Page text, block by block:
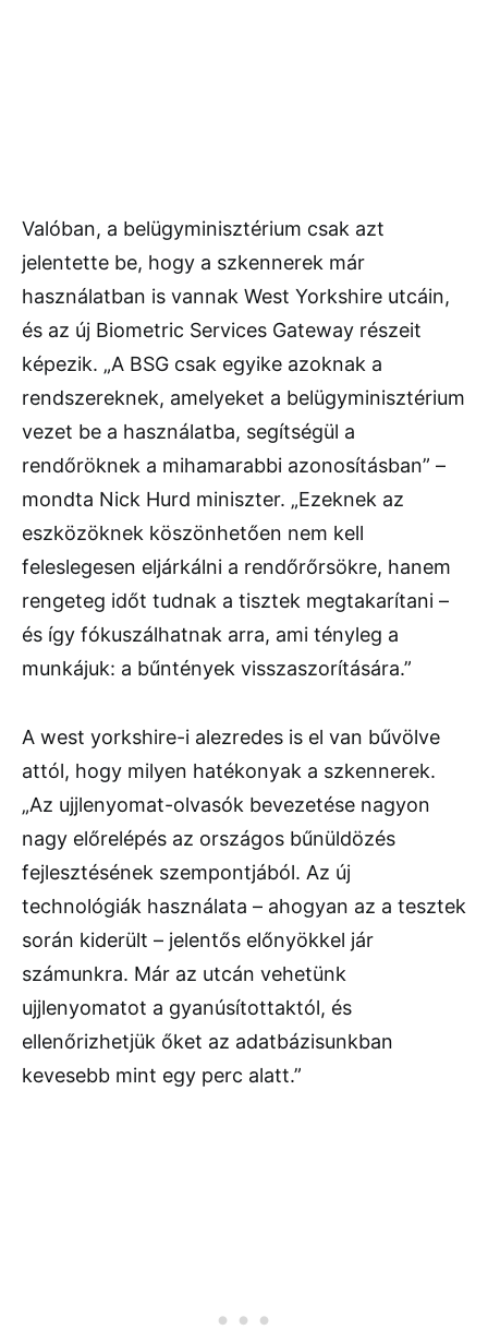
Valóban, a belügyminisztérium csak azt
jelentette be, hogy a szkennerek már
használatban is vannak West Yorkshire utcáin,
és az új Biometric Services Gateway részeit
képezik. „A BSG csak egyike azoknak a
rendszereknek, amelyeket a belügyminisztérium
vezet be a használatba, segítségül a
rendőröknek a mihamarabbi azonosításban” –
mondta Nick Hurd miniszter. „Ezeknek az
eszközöknek köszönhetően nem kell
feleslegesen eljárkálni a rendőrőrsökre, hanem
rengeteg időt tudnak a tisztek megtakarítani –
és így fókuszálhatnak arra, ami tényleg a
munkájuk: a bűntények visszaszorítására.”
A west yorkshire-i alezredes is el van bűvölve
attól, hogy milyen hatékonyak a szkennerek.
„Az ujjlenyomat-olvasók bevezetése nagyon
nagy előrelépés az országos bűnüldözés
fejlesztésének szempontjából. Az új
technológiák használata – ahogyan az a tesztek
során kiderült – jelentős előnyökkel jár
számunkra. Már az utcán vehetünk
ujjlenyomatot a gyanúsítottaktól, és
ellenőrizhetjük őket az adatbázisunkban
kevesebb mint egy perc alatt.”